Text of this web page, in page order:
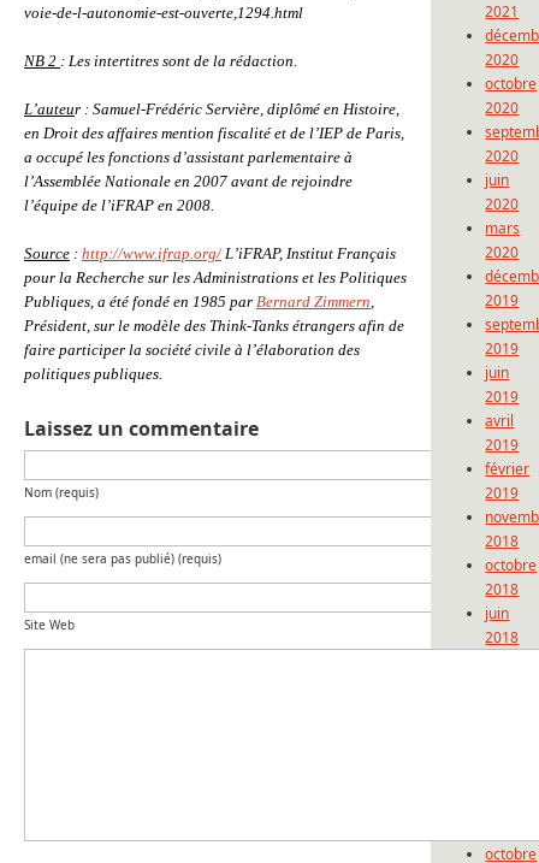
voie-de-l-autonomie-est-ouverte,1294.html
NB 2 : Les intertitres sont de la rédaction.
L’auteur : Samuel-Frédéric Servière, diplômé en Histoire,
en Droit des affaires mention fiscalité et de l’IEP de Paris,
a occupé les fonctions d’assistant parlementaire à
l’Assemblée Nationale en 2007 avant de rejoindre
l’équipe de l’iFRAP en 2008.
Source : http://www.ifrap.org/L’iFRAP, Institut Français
pour la Recherche sur les Administrations et les Politiques
Publiques, a été fondé en 1985 par Bernard Zimmern,
Président, sur le modèle des Think-Tanks étrangers afin de
faire participer la société civile à l’élaboration des
politiques publiques.
Laissez un commentaire
Nom (requis)
email (ne sera pas publié) (requis)
Site Web
2021
2020
octobre
2020
2020
juin
2020
mars
2020
2019
2019
juin
2019
avril
2019
février
2019
2018
octobre
2018
juin
2018
octobre